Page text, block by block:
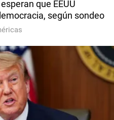
que EEUU
según sondeo